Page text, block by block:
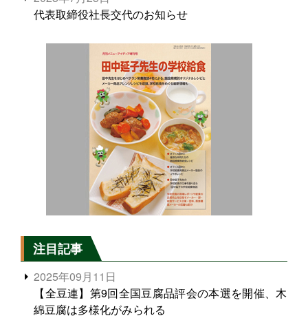
代表取締役社長交代のお知らせ
注目記事
2025年09月11日
【全豆連】第9回全国豆腐品評会の本選を開催、木
綿豆腐は多様化がみられる